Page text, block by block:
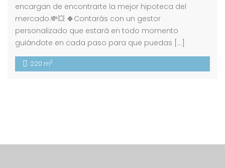
encargan de encontrarte la mejor hipoteca del
mercado.💸💥 🍀Contarás con un gestor
personalizado que estará en todo momento
guiándote en cada paso para que puedas […]
220 m2